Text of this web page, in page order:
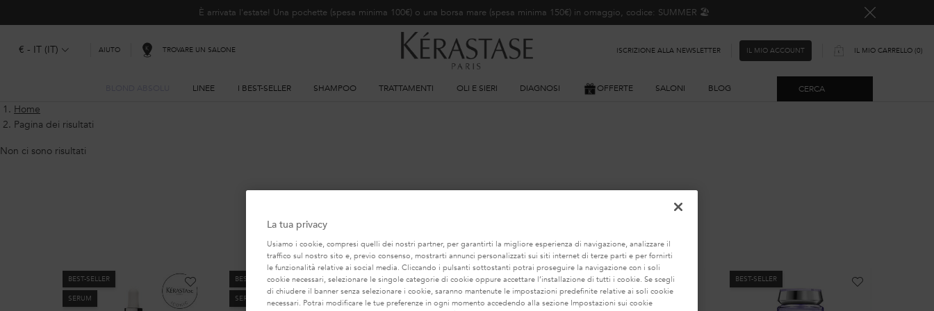
È arrivata l'estate! Una pochette (spesa minima 100€) o una borsa mare (spesa minima 150€) in omaggio, codice: SUMMER 🏖️
€ - IT (IT) AIUTO TROVARE UN SALONE ISCRIZIONE ALLA NEWSLETTER IL MIO ACCOUNT IL MIO CARRELLO 0
0 PRODOTTO
LINEE I BEST-SELLER SHAMPOO TRATTAMENTI OLI E SIERI DIAGNOSI OFFERTE SALONI BLOG CERCA
Contenuto principale
Home
Pagina dei risultati
Non ci sono risultati
BEST-SELLER
SERUM
BEST-SELLER
SERUM
BEST-SELLER BEST-SELLER BEST-SELLER
La tua privacy
Usiamo i cookie, compresi quelli dei nostri partner, per garantirti la migliore esperienza di navigazione, analizzare il
traffico sul nostro sito e, previo consenso, mostrarti annunci personalizzati sui siti internet di terze parti e per fornirti
le funzionalità relative ai social media. Cliccando i pulsanti sottostanti potrai proseguire la navigazione con i soli
cookie necessari, selezionare le singole categorie di cookie oppure accettare l’installazione di tutti i cookie. Se scegli
di chiudere il banner senza selezionare i cookie, saranno mantenute le impostazioni predefinite relative ai soli cookie
necessari. Potrai modificare le tue preferenze in ogni momento accedendo alla sezione Impostazioni sui cookie